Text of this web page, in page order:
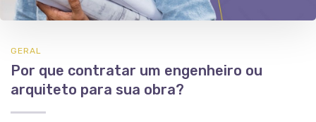
GERAL
Por que contratar um engenheiro ou
arquiteto para sua obra?